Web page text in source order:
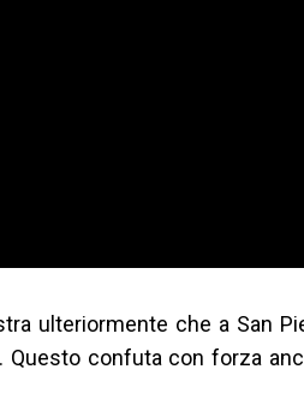
ulteriormente che a San
confuta con forza